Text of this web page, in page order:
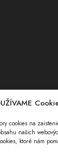
cookies na
našich
ktoré nám